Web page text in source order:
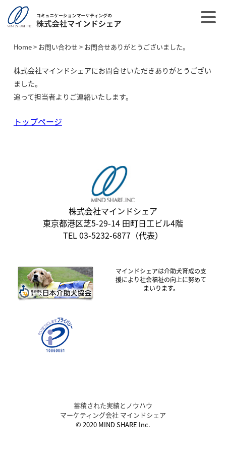
Home> お問い合わせ > お問合せありがとうございました。
株式会社マインドシェアにお問合せいただきありがとうござい
ました。
追って担当者よりご連絡いたします。
トップページ
株式会社マインドシェア
東京都港区芝5-29-14 田町日工ビル4階
TEL 03-5232-6877（代表）
マインドシェアは介助犬育成の支
援により社会福祉の向上に努めて
まいります。
蓄積された実績とノウハウ
マーケティング会社 マインドシェア
© 2020 MIND SHARE Inc.